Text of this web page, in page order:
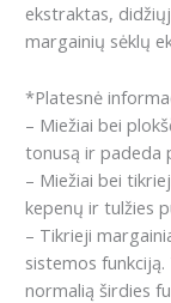
ekstraktas,
margainių sėklų
*Platesnė
– Miežiai bei
tonusą ir padeda
– Miežiai bei
kepenų ir tulžies
– Tikrieji
sistemos
normalią širdies